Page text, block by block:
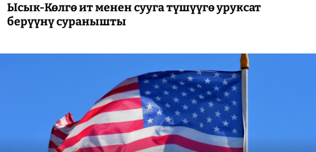
Ысык-Көлгө ит менен сууга түшүүгө уруксат
берүүнү суранышты